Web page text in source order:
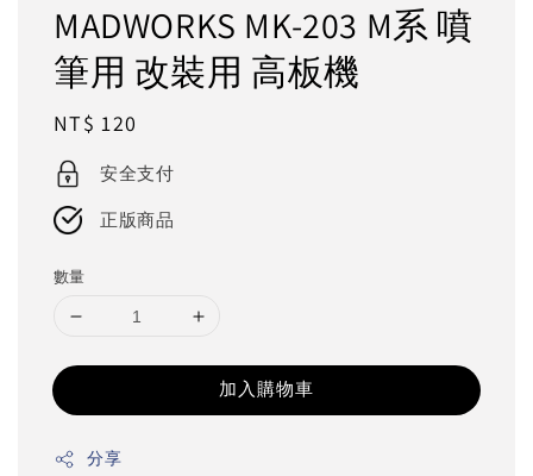
MADWORKS MK-203 M系 噴
筆用 改裝用 高板機
Regular
price
NT$ 120
安全支付
正版商品
數量
加入購物車
分享